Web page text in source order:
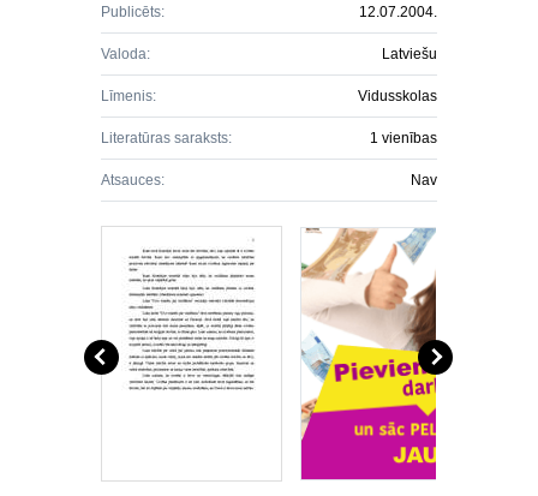
Publicēts: 12.07.2004.
Valoda: Latviešu
Līmenis: Vidusskolas
Literatūras saraksts: 1 vienības
Atsauces: Nav